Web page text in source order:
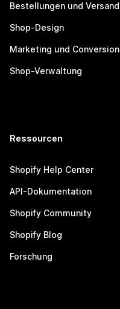
Bestellungen und Versand
Shop-Design
Marketing und Conversion
Shop-Verwaltung
Ressourcen
Shopify Help Center
API-Dokumentation
Shopify Community
Shopify Blog
Forschung